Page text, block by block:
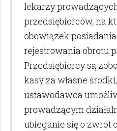
lekarzy
przedsiębiorców, na
obowiązek
rejestrowania obrotu
Przedsiębiorcy są
kasy za własne
ustawodawca
prowadzącym
ubieganie się o zwrot